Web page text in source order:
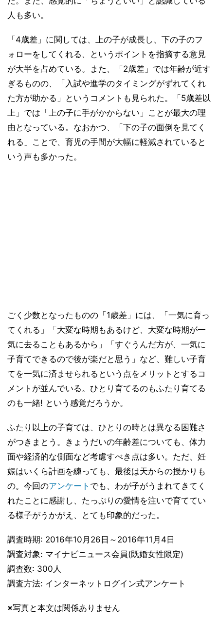
人も多い。
「4歳差」に関しては、上の子が成長し、下の子のフ
ォローをしてくれる、というポイントを指摘する意見
が大半を占めている。また、「2歳差」では年齢が近す
ぎるものの、「入試や進学のタイミングがずれてくれ
た方が助かる」というコメントも見られた。「5歳差以
上」では「上の子に手がかからない」ことが最大の理
由となっている。なおかつ、「下の子の面倒を見てく
れる」ことで、育児の手間が大幅に軽減されていると
いう声も多かった。
ごく少数となったものの「1歳差」には、「一気に育っ
てくれる」「大変な時期もあるけど、大変な時期が一
気に去ることもあるから」「すぐうんだ方が、一気に
子育てできるので後が楽だと思う」など、難しい子育
てを一気に済ませられるという点をメリットとするコ
メントが並んでいる。ひとり育てるのもふたり育てる
のも一緒! という感覚だろうか。
ふたり以上の子育ては、ひとりの時とは異なる困難さ
がつきまとう。きょうだいの年齢差についても、体力
面や経済的な側面など考慮すべき点は多い。ただ、妊
娠はいくら計画を練っても、最後は天からの授かりも
の。今回のアンケート でも、わが子がうまれてきてく
れたことに感謝し、たっぷりの愛情を注いで育ててい
る様子がうかがえ、とても印象的だった。
調査時期: 2016年10月26日～2016年11月4日
調査対象: マイナビニュース会員(既婚女性限定)
調査数: 300人
調査方法: インターネットログイン式アンケート
※写真と本文は関係ありません